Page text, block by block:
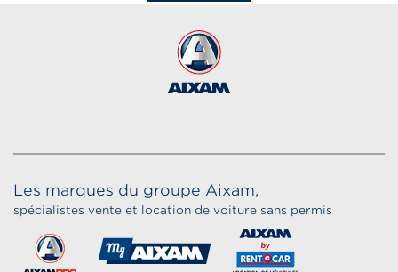
Les marques du groupe Aixam,
spécialistes vente et location de voiture sans permis